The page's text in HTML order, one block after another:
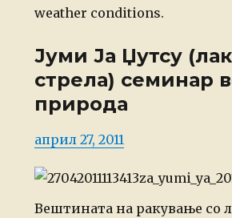
weather conditions.
Јуми Ја Џутсу
стрела) семинар
природа
Posted
април 27, 2011
Вештината на ракување со